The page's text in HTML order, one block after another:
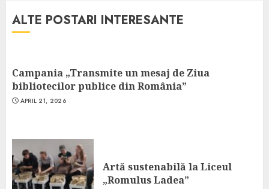
ALTE POSTARI INTERESANTE
Campania „Transmite un mesaj de Ziua
bibliotecilor publice din România”
APRIL 21, 2026
Artă sustenabilă la Liceul
„Romulus Ladea”